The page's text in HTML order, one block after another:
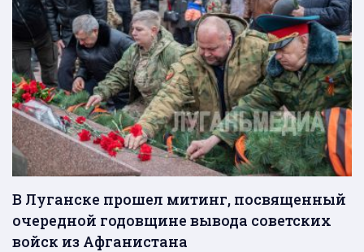
В Луганске прошел митинг, посвященный
очередной годовщине вывода советских
войск из Афганистана